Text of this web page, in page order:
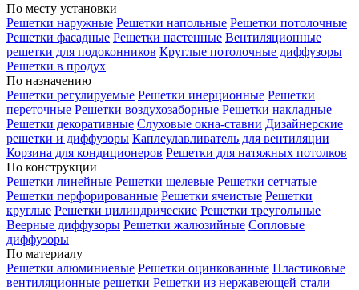
По месту установки
Решетки наружные Решетки напольные Решетки потолочные
Решетки фасадные Решетки настенные Вентиляционные
решетки для подоконников Круглые потолочные диффузоры
Решетки в продух
По назначению
Решетки регулируемые Решетки инерционные Решетки
переточные Решетки воздухозаборные Решетки накладные
Решетки декоративные Слуховые окна-ставни Дизайнерские
решетки и диффузоры Каплеулавливатель для вентиляции
Корзина для кондиционеров Решетки для натяжных потолков
По конструкции
Решетки линейные Решетки щелевые Решетки сетчатые
Решетки перфорированные Решетки ячеистые Решетки
круглые Решетки цилиндрические Решетки треугольные
Веерные диффузоры Решетки жалюзийные Сопловые
диффузоры
По материалу
Решетки алюминиевые Решетки оцинкованные Пластиковые
вентиляционные решетки Решетки из нержавеющей стали